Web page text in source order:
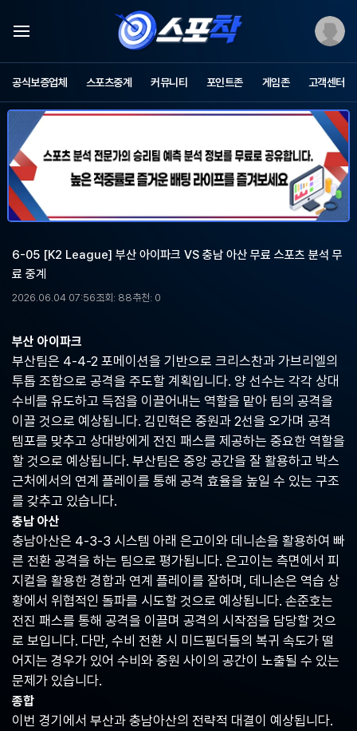
스
포
츠
중
포
착
-
료
츠
계,
해
구
중
계,
실
시
간
해
외
스
포
츠
계
사
이
트
공식보증업체 스포츠중계 커뮤니티 포인트존 게임존 고객센터
6-05 [K2 League] 부산 아이파크 VS 충남 아산 무료 스포츠 분석 무
료 중계
2026.06.04 07:56조회: 88추천: 0
부산 아이파크
부산팀은 4-4-2 포메이션을 기반으로 크리스찬과 가브리엘의
투톱 조합으로 공격을 주도할 계획입니다. 양 선수는 각각 상대
수비를 유도하고 득점을 이끌어내는 역할을 맡아 팀의 공격을
이끌 것으로 예상됩니다. 김민혁은 중원과 2선을 오가며 공격
템포를 맞추고 상대방에게 전진 패스를 제공하는 중요한 역할을
할 것으로 예상됩니다. 부산팀은 중앙 공간을 잘 활용하고 박스
근처에서의 연계 플레이를 통해 공격 효율을 높일 수 있는 구조
를 갖추고 있습니다.
충남 아산
충남아산은 4-3-3 시스템 아래 은고이와 데니손을 활용하여 빠
른 전환 공격을 하는 팀으로 평가됩니다. 은고이는 측면에서 피
지컬을 활용한 경합과 연계 플레이를 잘하며, 데니손은 역습 상
황에서 위협적인 돌파를 시도할 것으로 예상됩니다. 손준호는
전진 패스를 통해 공격을 이끌며 공격의 시작점을 담당할 것으
로 보입니다. 다만, 수비 전환 시 미드필더들의 복귀 속도가 떨
어지는 경우가 있어 수비와 중원 사이의 공간이 노출될 수 있는
문제가 있습니다.
종합
이번 경기에서 부산과 충남아산의 전략적 대결이 예상됩니다.